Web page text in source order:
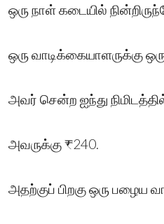
ஒரு நாள் கடையில்
ஒரு வாடிக்கையாளருக்கு
அவர் சென்ற ஐந்து
அவருக்கு ₹240.
அதற்குப் பிறகு ஒரு பழைய